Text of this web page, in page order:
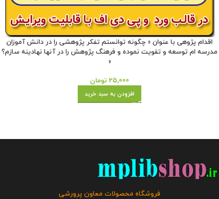
اقدام پژوهی با عنوان « چگونه توانستم تفکر پژوهشی را در دانش آموزان
مدرسه ام توسعه و تقویت نموده و فرهنگ پژوهش را در آنها نهادینه سازم؟
»
25,000 تومان
افزودن به سبد خرید
فروشگاه محصولات معاون پرورشی